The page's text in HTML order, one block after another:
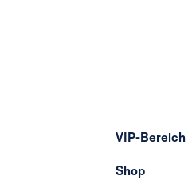
VIP-Bereich
Shop